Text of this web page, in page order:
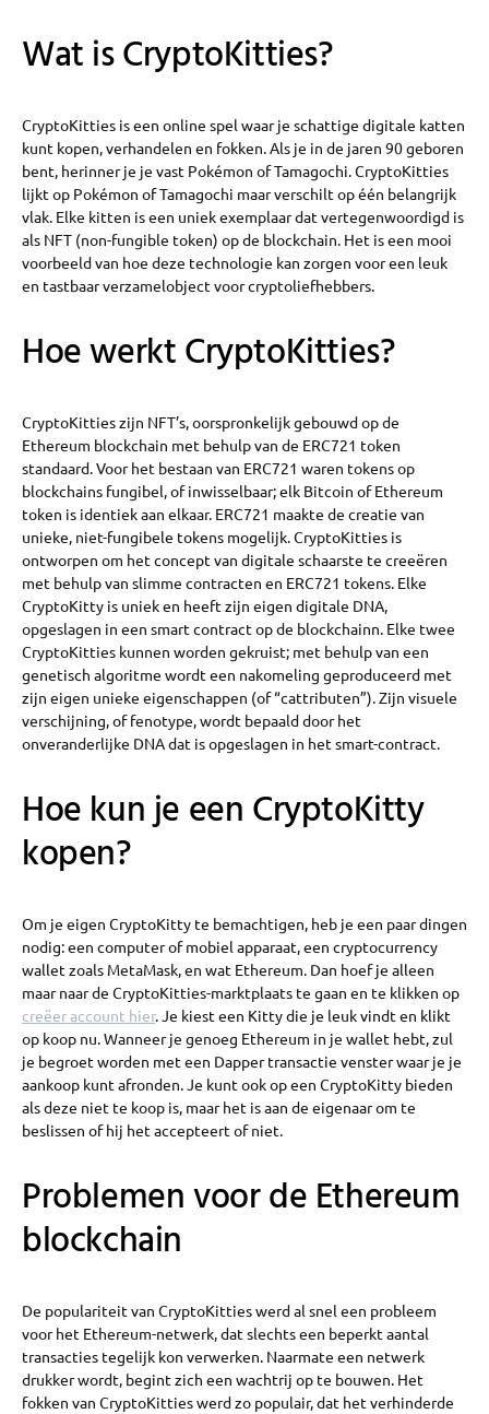
Wat is CryptoKitties?
CryptoKitties is een online spel waar je schattige digitale katten
kunt kopen, verhandelen en fokken. Als je in de jaren 90 geboren
bent, herinner je je vast Pokémon of Tamagochi. CryptoKitties
lijkt op Pokémon of Tamagochi maar verschilt op één belangrijk
vlak. Elke kitten is een uniek exemplaar dat vertegenwoordigd is
als NFT (non-fungible token) op de blockchain. Het is een mooi
voorbeeld van hoe deze technologie kan zorgen voor een leuk
en tastbaar verzamelobject voor cryptoliefhebbers.
Hoe werkt CryptoKitties?
CryptoKitties zijn NFT’s, oorspronkelijk gebouwd op de
Ethereum blockchain met behulp van de ERC721 token
standaard. Voor het bestaan van ERC721 waren tokens op
blockchains fungibel, of inwisselbaar; elk Bitcoin of Ethereum
token is identiek aan elkaar. ERC721 maakte de creatie van
unieke, niet-fungibele tokens mogelijk. CryptoKitties is
ontworpen om het concept van digitale schaarste te creeëren
met behulp van slimme contracten en ERC721 tokens. Elke
CryptoKitty is uniek en heeft zijn eigen digitale DNA,
opgeslagen in een smart contract op de blockchainn. Elke twee
CryptoKitties kunnen worden gekruist; met behulp van een
genetisch algoritme wordt een nakomeling geproduceerd met
zijn eigen unieke eigenschappen (of “cattributen”). Zijn visuele
verschijning, of fenotype, wordt bepaald door het
onveranderlijke DNA dat is opgeslagen in het smart-contract.
Hoe kun je een CryptoKitty
kopen?
Om je eigen CryptoKitty te bemachtigen, heb je een paar dingen
nodig: een computer of mobiel apparaat, een cryptocurrency
wallet zoals MetaMask, en wat Ethereum. Dan hoef je alleen
maar naar de CryptoKitties-marktplaats te gaan en te klikken op
creëer account hier. Je kiest een Kitty die je leuk vindt en klikt
op koop nu. Wanneer je genoeg Ethereum in je wallet hebt, zul
je begroet worden met een Dapper transactie venster waar je je
aankoop kunt afronden. Je kunt ook op een CryptoKitty bieden
als deze niet te koop is, maar het is aan de eigenaar om te
beslissen of hij het accepteert of niet.
Problemen voor de Ethereum
blockchain
De populariteit van CryptoKitties werd al snel een probleem
voor het Ethereum-netwerk, dat slechts een beperkt aantal
transacties tegelijk kon verwerken. Naarmate een netwerk
drukker wordt, begint zich een wachtrij op te bouwen. Het
fokken van CryptoKitties werd zo populair, dat het verhinderde